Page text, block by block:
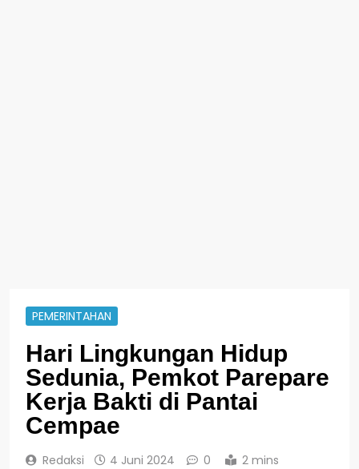
PEMERINTAHAN
Hari Lingkungan Hidup
Sedunia, Pemkot Parepare
Kerja Bakti di Pantai
Cempae
Redaksi 4 Juni 2024 0 2 mins